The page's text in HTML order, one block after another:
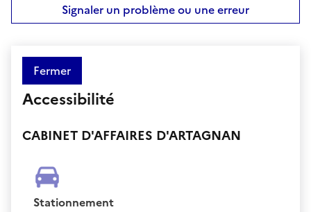
Signaler un problème ou une erreur
Fermer
Accessibilité
CABINET D'AFFAIRES D'ARTAGNAN
Stationnement